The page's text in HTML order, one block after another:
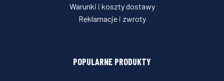
Warunki i koszty dostawy
Reklamacje i zwroty
POPULARNE PRODUKTY